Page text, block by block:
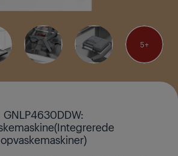
5
GNLP4630DDW:
opvaskemaskiner)